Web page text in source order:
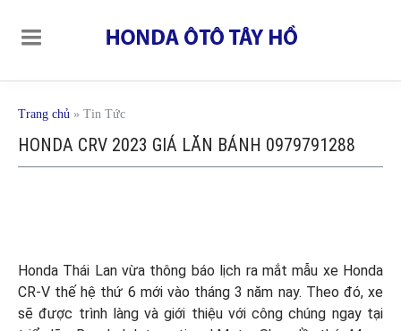
Trang chủ » Tin Tức
HONDA CRV 2023 GIÁ LĂN BÁNH 0979791288
Honda Thái Lan vừa thông báo lịch ra mắt mẫu xe Honda
CR-V thế hệ thứ 6 mới vào tháng 3 năm nay. Theo đó, xe
sẽ được trình làng và giới thiệu với công chúng ngay tại